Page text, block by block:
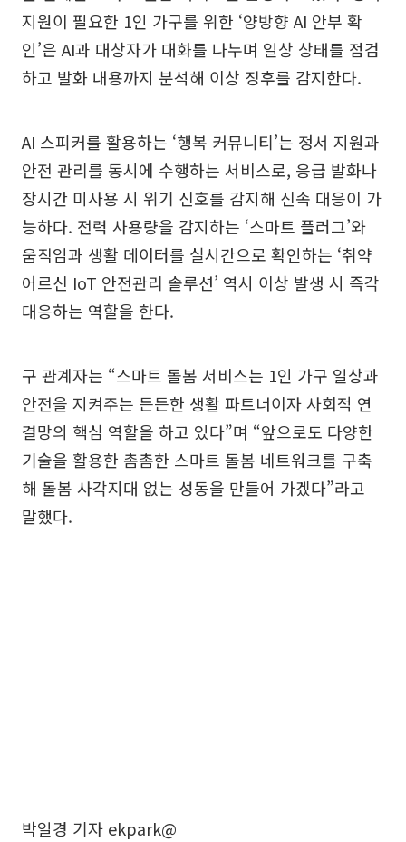
지원이 필요한 1인 가구를 위한 ‘양방향 AI 안부 확
인’은 AI과 대상자가 대화를 나누며 일상 상태를 점검
하고 발화 내용까지 분석해 이상 징후를 감지한다.
AI 스피커를 활용하는 ‘행복 커뮤니티’는 정서 지원과
안전 관리를 동시에 수행하는 서비스로, 응급 발화나
장시간 미사용 시 위기 신호를 감지해 신속 대응이 가
능하다. 전력 사용량을 감지하는 ‘스마트 플러그’와
움직임과 생활 데이터를 실시간으로 확인하는 ‘취약
어르신 IoT 안전관리 솔루션’ 역시 이상 발생 시 즉각
대응하는 역할을 한다.
구 관계자는 “스마트 돌봄 서비스는 1인 가구 일상과
안전을 지켜주는 든든한 생활 파트너이자 사회적 연
결망의 핵심 역할을 하고 있다”며 “앞으로도 다양한
기술을 활용한 촘촘한 스마트 돌봄 네트워크를 구축
해 돌봄 사각지대 없는 성동을 만들어 가겠다”라고
말했다.
박일경 기자 ekpark@